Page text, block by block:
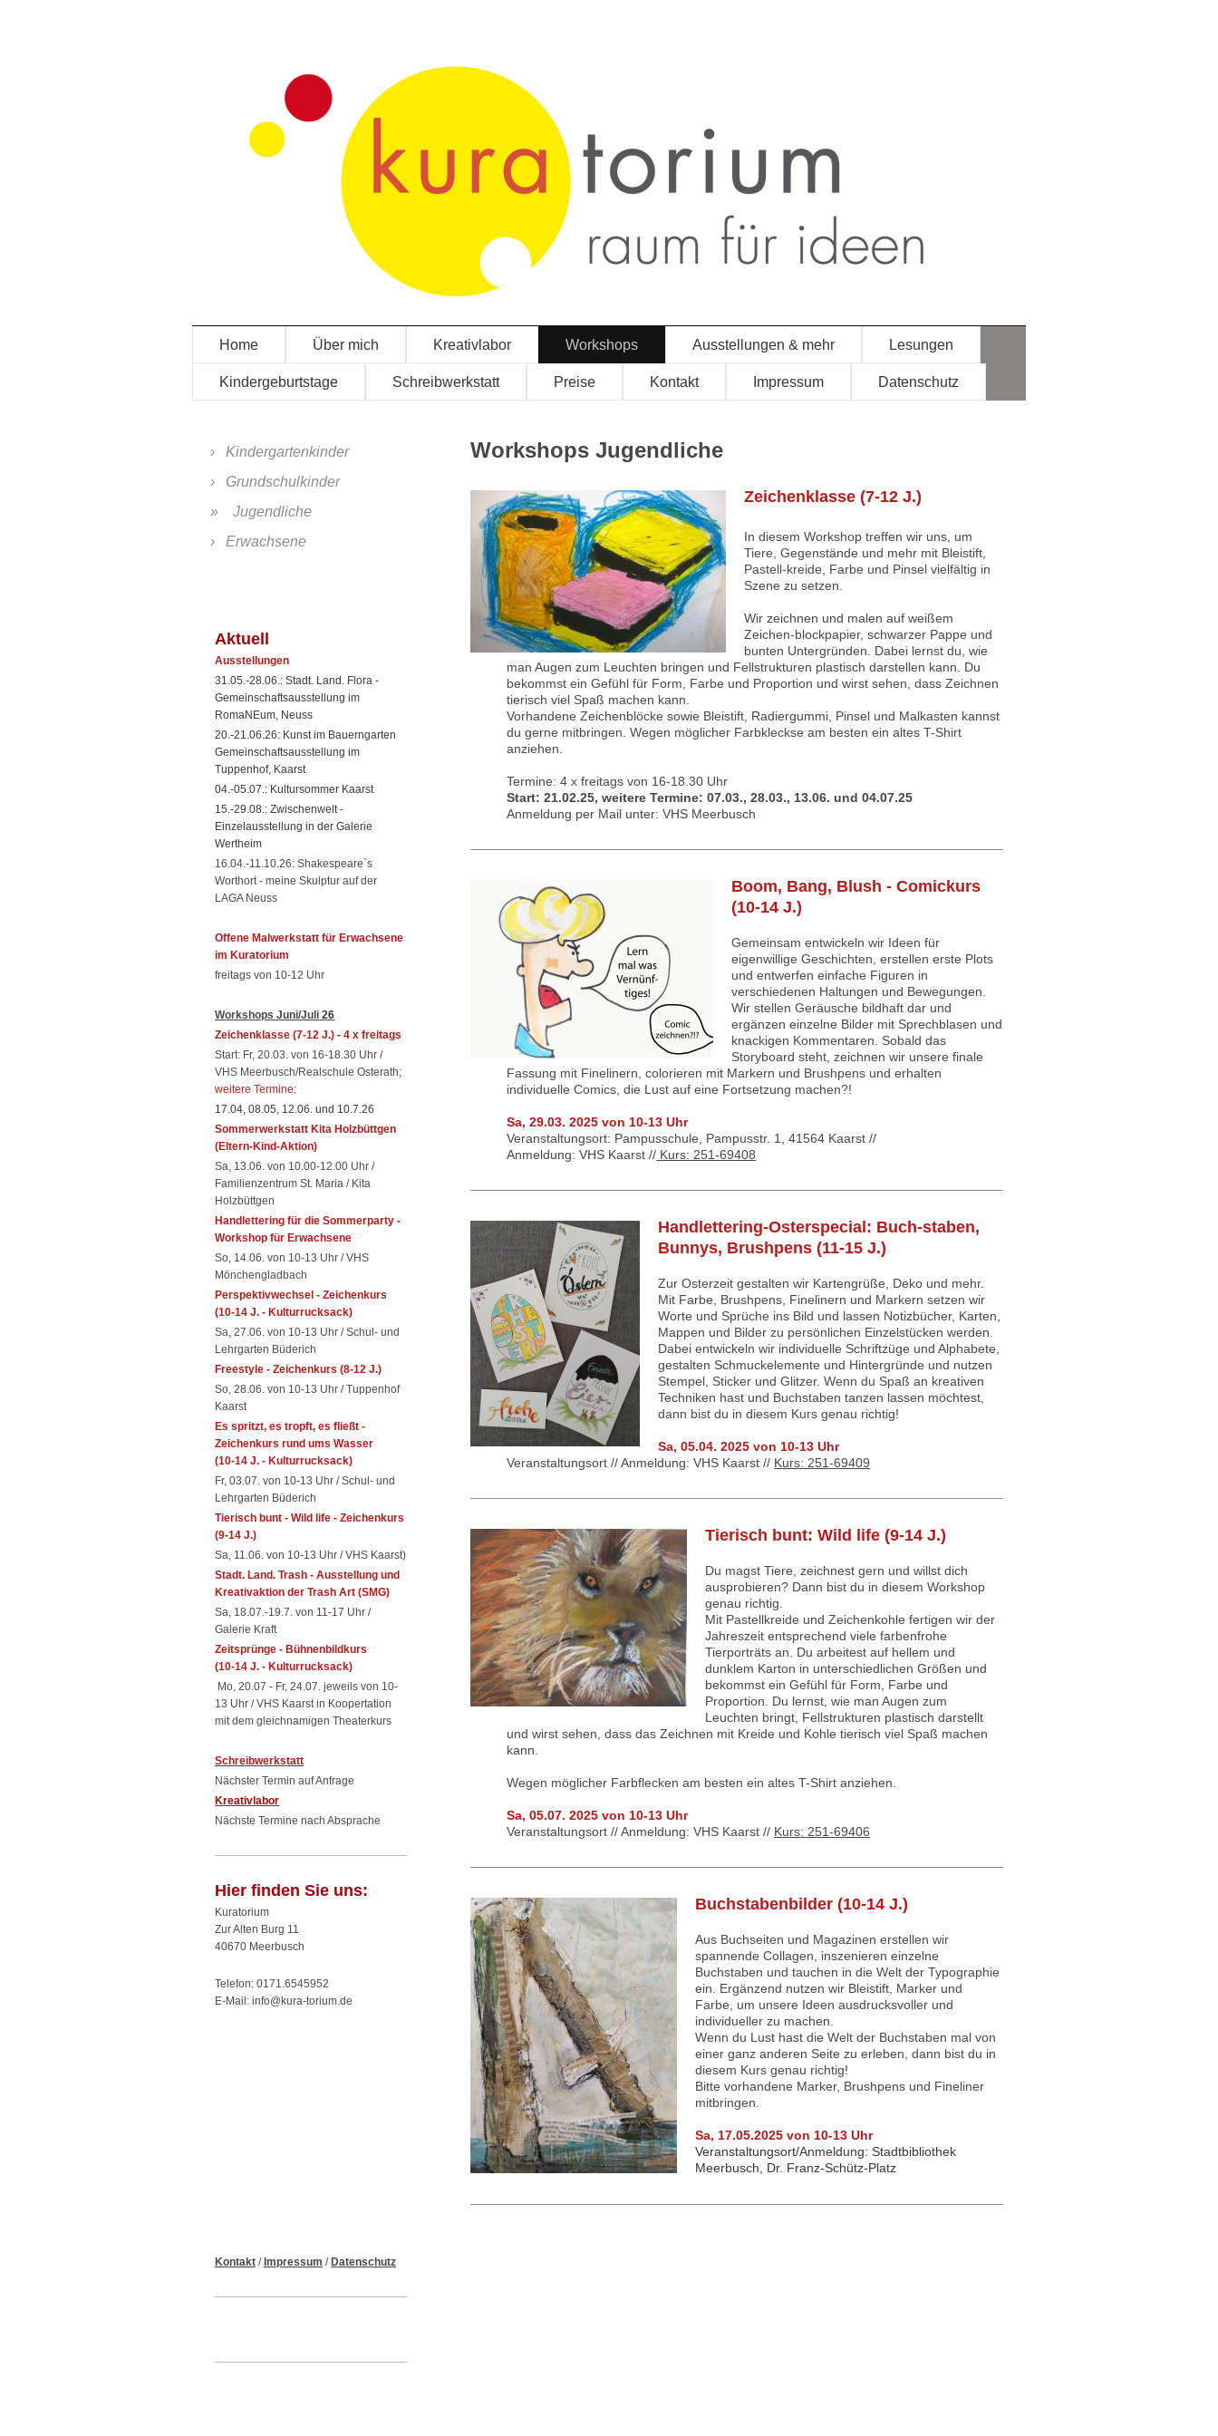
Home Über mich Kreativlabor Workshops Ausstellungen & mehr Lesungen
Kindergeburtstage Schreibwerkstatt Preise Kontakt Impressum Datenschutz
Workshops Jugendliche
Zeichenklasse (7-12 J.)
In diesem Workshop treffen wir uns, um
Tiere, Gegenstände und mehr mit Bleistift,
Pastell-kreide, Farbe und Pinsel vielfältig in
Szene zu setzen.
Wir zeichnen und malen auf weißem
Zeichen-blockpapier, schwarzer Pappe und
bunten Untergründen. Dabei lernst du, wie
man Augen zum Leuchten bringen und Fellstrukturen plastisch darstellen kann. Du
bekommst ein Gefühl für Form, Farbe und Proportion und wirst sehen, dass Zeichnen
tierisch viel Spaß machen kann.
Vorhandene Zeichenblöcke sowie Bleistift, Radiergummi, Pinsel und Malkasten kannst
du gerne mitbringen. Wegen möglicher Farbkleckse am besten ein altes T-Shirt
anziehen.
Termine: 4 x freitags von 16-18.30 Uhr
Start: 21.02.25, weitere Termine: 07.03., 28.03., 13.06. und 04.07.25
Anmeldung per Mail unter: VHS Meerbusch
Boom, Bang, Blush - Comickurs
(10-14 J.)
Gemeinsam entwickeln wir Ideen für
eigenwillige Geschichten, erstellen erste Plots
und entwerfen einfache Figuren in
verschiedenen Haltungen und Bewegungen.
Wir stellen Geräusche bildhaft dar und
ergänzen einzelne Bilder mit Sprechblasen und
knackigen Kommentaren. Sobald das
Storyboard steht, zeichnen wir unsere finale
Fassung mit Finelinern, colorieren mit Markern und Brushpens und erhalten
individuelle Comics, die Lust auf eine Fortsetzung machen?!
Sa, 29.03. 2025 von 10-13 Uhr
Veranstaltungsort: Pampusschule, Pampusstr. 1, 41564 Kaarst //
Anmeldung: VHS Kaarst // Kurs: 251-69408
Handlettering-Osterspecial: Buch-staben,
Bunnys, Brushpens (11-15 J.)
Zur Osterzeit gestalten wir Kartengrüße, Deko und mehr.
Mit Farbe, Brushpens, Finelinern und Markern setzen wir
Worte und Sprüche ins Bild und lassen Notizbücher, Karten,
Mappen und Bilder zu persönlichen Einzelstücken werden.
Dabei entwickeln wir individuelle Schriftzüge und Alphabete,
gestalten Schmuckelemente und Hintergründe und nutzen
Stempel, Sticker und Glitzer. Wenn du Spaß an kreativen
Techniken hast und Buchstaben tanzen lassen möchtest,
dann bist du in diesem Kurs genau richtig!
Sa, 05.04. 2025 von 10-13 Uhr
Veranstaltungsort // Anmeldung: VHS Kaarst // Kurs: 251-69409
Tierisch bunt: Wild life (9-14 J.)
Du magst Tiere, zeichnest gern und willst dich
ausprobieren? Dann bist du in diesem Workshop
genau richtig.
Mit Pastellkreide und Zeichenkohle fertigen wir der
Jahreszeit entsprechend viele farbenfrohe
Tierporträts an. Du arbeitest auf hellem und
dunklem Karton in unterschiedlichen Größen und
bekommst ein Gefühl für Form, Farbe und
Proportion. Du lernst, wie man Augen zum
Leuchten bringt, Fellstrukturen plastisch darstellt
und wirst sehen, dass das Zeichnen mit Kreide und Kohle tierisch viel Spaß machen
kann.
Wegen möglicher Farbflecken am besten ein altes T-Shirt anziehen.
Sa, 05.07. 2025 von 10-13 Uhr
Veranstaltungsort // Anmeldung: VHS Kaarst // Kurs: 251-69406
Buchstabenbilder (10-14 J.)
Aus Buchseiten und Magazinen erstellen wir
spannende Collagen, inszenieren einzelne
Buchstaben und tauchen in die Welt der Typographie
ein. Ergänzend nutzen wir Bleistift, Marker und
Farbe, um unsere Ideen ausdrucksvoller und
individueller zu machen.
Wenn du Lust hast die Welt der Buchstaben mal von
einer ganz anderen Seite zu erleben, dann bist du in
diesem Kurs genau richtig!
Bitte vorhandene Marker, Brushpens und Fineliner
mitbringen.
Sa, 17.05.2025 von 10-13 Uhr
Veranstaltungsort/Anmeldung: Stadtbibliothek
Meerbusch, Dr. Franz-Schütz-Platz
Kindergartenkinder
Grundschulkinder
Jugendliche
Erwachsene
Aktuell
Ausstellungen
31.05.-28.06.: Stadt. Land. Flora -
Gemeinschaftsausstellung im
RomaNEum, Neuss
20.-21.06.26: Kunst im Bauerngarten
Gemeinschaftsausstellung im
Tuppenhof, Kaarst
04.-05.07.: Kultursommer Kaarst
15.-29.08.: Zwischenwelt -
Einzelausstellung in der Galerie
Wertheim
16.04.-11.10.26: Shakespeare`s
Worthort - meine Skulptur auf der
LAGA Neuss
Offene Malwerkstatt für Erwachsene
im Kuratorium
freitags von 10-12 Uhr
Workshops Juni/Juli 26
Zeichenklasse (7-12 J.) - 4 x freitags
Start: Fr, 20.03. von 16-18.30 Uhr /
VHS Meerbusch/Realschule Osterath;
weitere Termine:
17.04, 08.05, 12.06. und 10.7.26
Sommerwerkstatt Kita Holzbüttgen
(Eltern-Kind-Aktion)
Sa, 13.06. von 10.00-12.00 Uhr /
Familienzentrum St. Maria / Kita
Holzbüttgen
Handlettering für die Sommerparty -
Workshop für Erwachsene
So, 14.06. von 10-13 Uhr / VHS
Mönchengladbach
Perspektivwechsel - Zeichenkurs
(10-14 J. - Kulturrucksack)
Sa, 27.06. von 10-13 Uhr / Schul- und
Lehrgarten Büderich
Freestyle - Zeichenkurs (8-12 J.)
So, 28.06. von 10-13 Uhr / Tuppenhof
Kaarst
Es spritzt, es tropft, es fließt -
Zeichenkurs rund ums Wasser
(10-14 J. - Kulturrucksack)
Fr, 03.07. von 10-13 Uhr / Schul- und
Lehrgarten Büderich
Tierisch bunt - Wild life - Zeichenkurs
(9-14 J.)
Sa, 11.06. von 10-13 Uhr / VHS Kaarst)
Stadt. Land. Trash - Ausstellung und
Kreativaktion der Trash Art (SMG)
Sa, 18.07.-19.7. von 11-17 Uhr /
Galerie Kraft
Zeitsprünge - Bühnenbildkurs
(10-14 J. - Kulturrucksack)
Mo, 20.07 - Fr, 24.07. jeweils von 10-
13 Uhr / VHS Kaarst in Koopertation
mit dem gleichnamigen Theaterkurs
Schreibwerkstatt
Nächster Termin auf Anfrage
Kreativlabor
Nächste Termine nach Absprache
Hier finden Sie uns:
Kuratorium
Zur Alten Burg 11
40670 Meerbusch
Telefon: 0171.6545952
E-Mail: info@kura-torium.de
Kontakt / Impressum / Datenschutz